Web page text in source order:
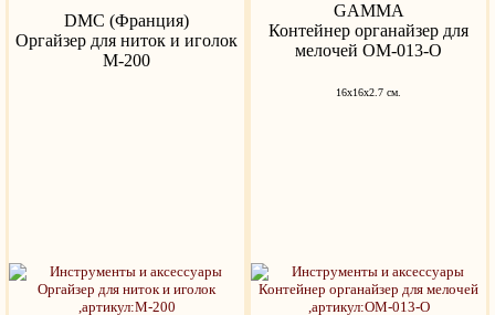
DMC (Франция)
Оргайзер для ниток и иголок
M-200
GAMMA
Контейнер органайзер для
мелочей ОМ-013-О
16x16x2.7 см.